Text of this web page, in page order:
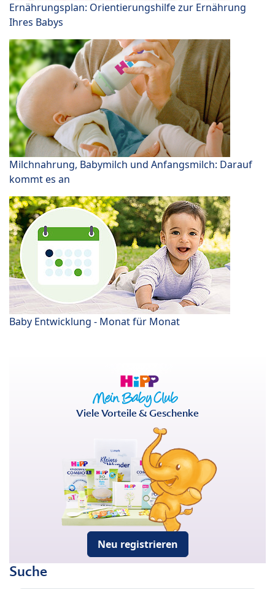
Ernährungsplan: Orientierungshilfe zur Ernährung
Ihres Babys
Milchnahrung, Babymilch und Anfangsmilch: Darauf
kommt es an
Baby Entwicklung - Monat für Monat
Viele Vorteile & Geschenke
Neu registrieren
Suche